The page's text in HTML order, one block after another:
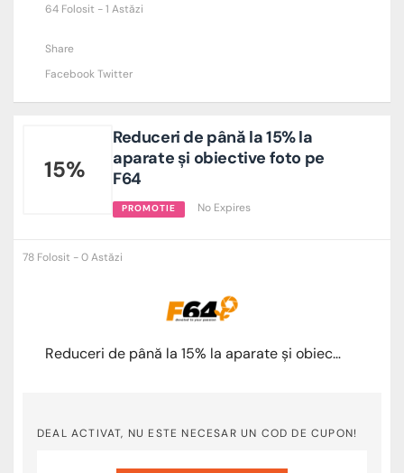
64 Folosit - 1 Astăzi
Share
FacebookTwitter
15%
Reduceri de până la 15% la
aparate și obiective foto pe
F64
PROMOTIE No Expires
78 Folosit - 0 Astăzi
Reduceri de până la 15% la aparate și obiective foto pe F64
DEAL ACTIVAT, NU ESTE NECESAR UN COD DE CUPON!